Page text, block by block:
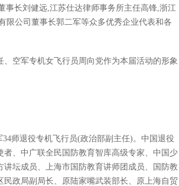
事长刘健远,江苏仕达律师事务所主任高锋,浙江
限公司董事长郭二军等众多优秀企业代表和各
空军专机女飞行员周向党作为本届活动的形象
师退役专机飞行员(政治部副主任)。中国退役
者、中广联全民国防教育智库高级专家、中国少
坛成员、上海市国防教育讲师团成员、国防教
政局副局长、原陆家嘴武装部长、原上海自贸